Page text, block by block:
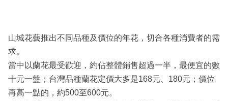
山城花藝推出不同品種及價位的年花，切合各種消費者的需
求。
當中以蘭花最受歡迎，約佔整體銷售超過一半，最便宜的數
十元一盤；台灣品種蘭花定價大多是168元、180元；價位
再高一點的，約500至600元。